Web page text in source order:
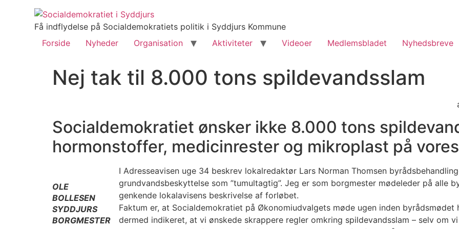
Få indflydelse på Socialdemokratiets politik i Syddjurs Kommune
Forside
Nyheder Organisation Aktiviteter Videoer Medlemsbladet Nyhedsbreve
Nej tak til 8.000 tons spildevandsslam
Socialdemokratiet ønsker ikke 8.000 tons
hormonstoffer, medicinrester og mikroplast på
OLE
BOLLESEN
SYDDJURS
BORGMESTER
I Adresseavisen uge 34 beskrev lokalredaktør Lars Norman Thomsen
grundvandsbeskyttelse som ”tumultagtig”. Jeg er som borgmester mødeleder på alle
genkende lokalavisens beskrivelse af forløbet.
Faktum er, at Socialdemokratiet på Økonomiudvalgets møde ugen inden
dermed indikeret, at vi ønskede skrappere regler omkring spildevandsslam – selv om